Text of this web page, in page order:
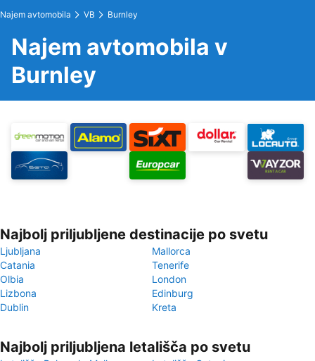
Najem avtomobila VB Burnley
Najem avtomobila v
Burnley
Najbolj priljubljene destinacije po svetu
Ljubljana
Mallorca
Catania
Tenerife
Olbia
London
Lizbona
Edinburg
Dublin
Kreta
Najbolj priljubljena letališča po svetu